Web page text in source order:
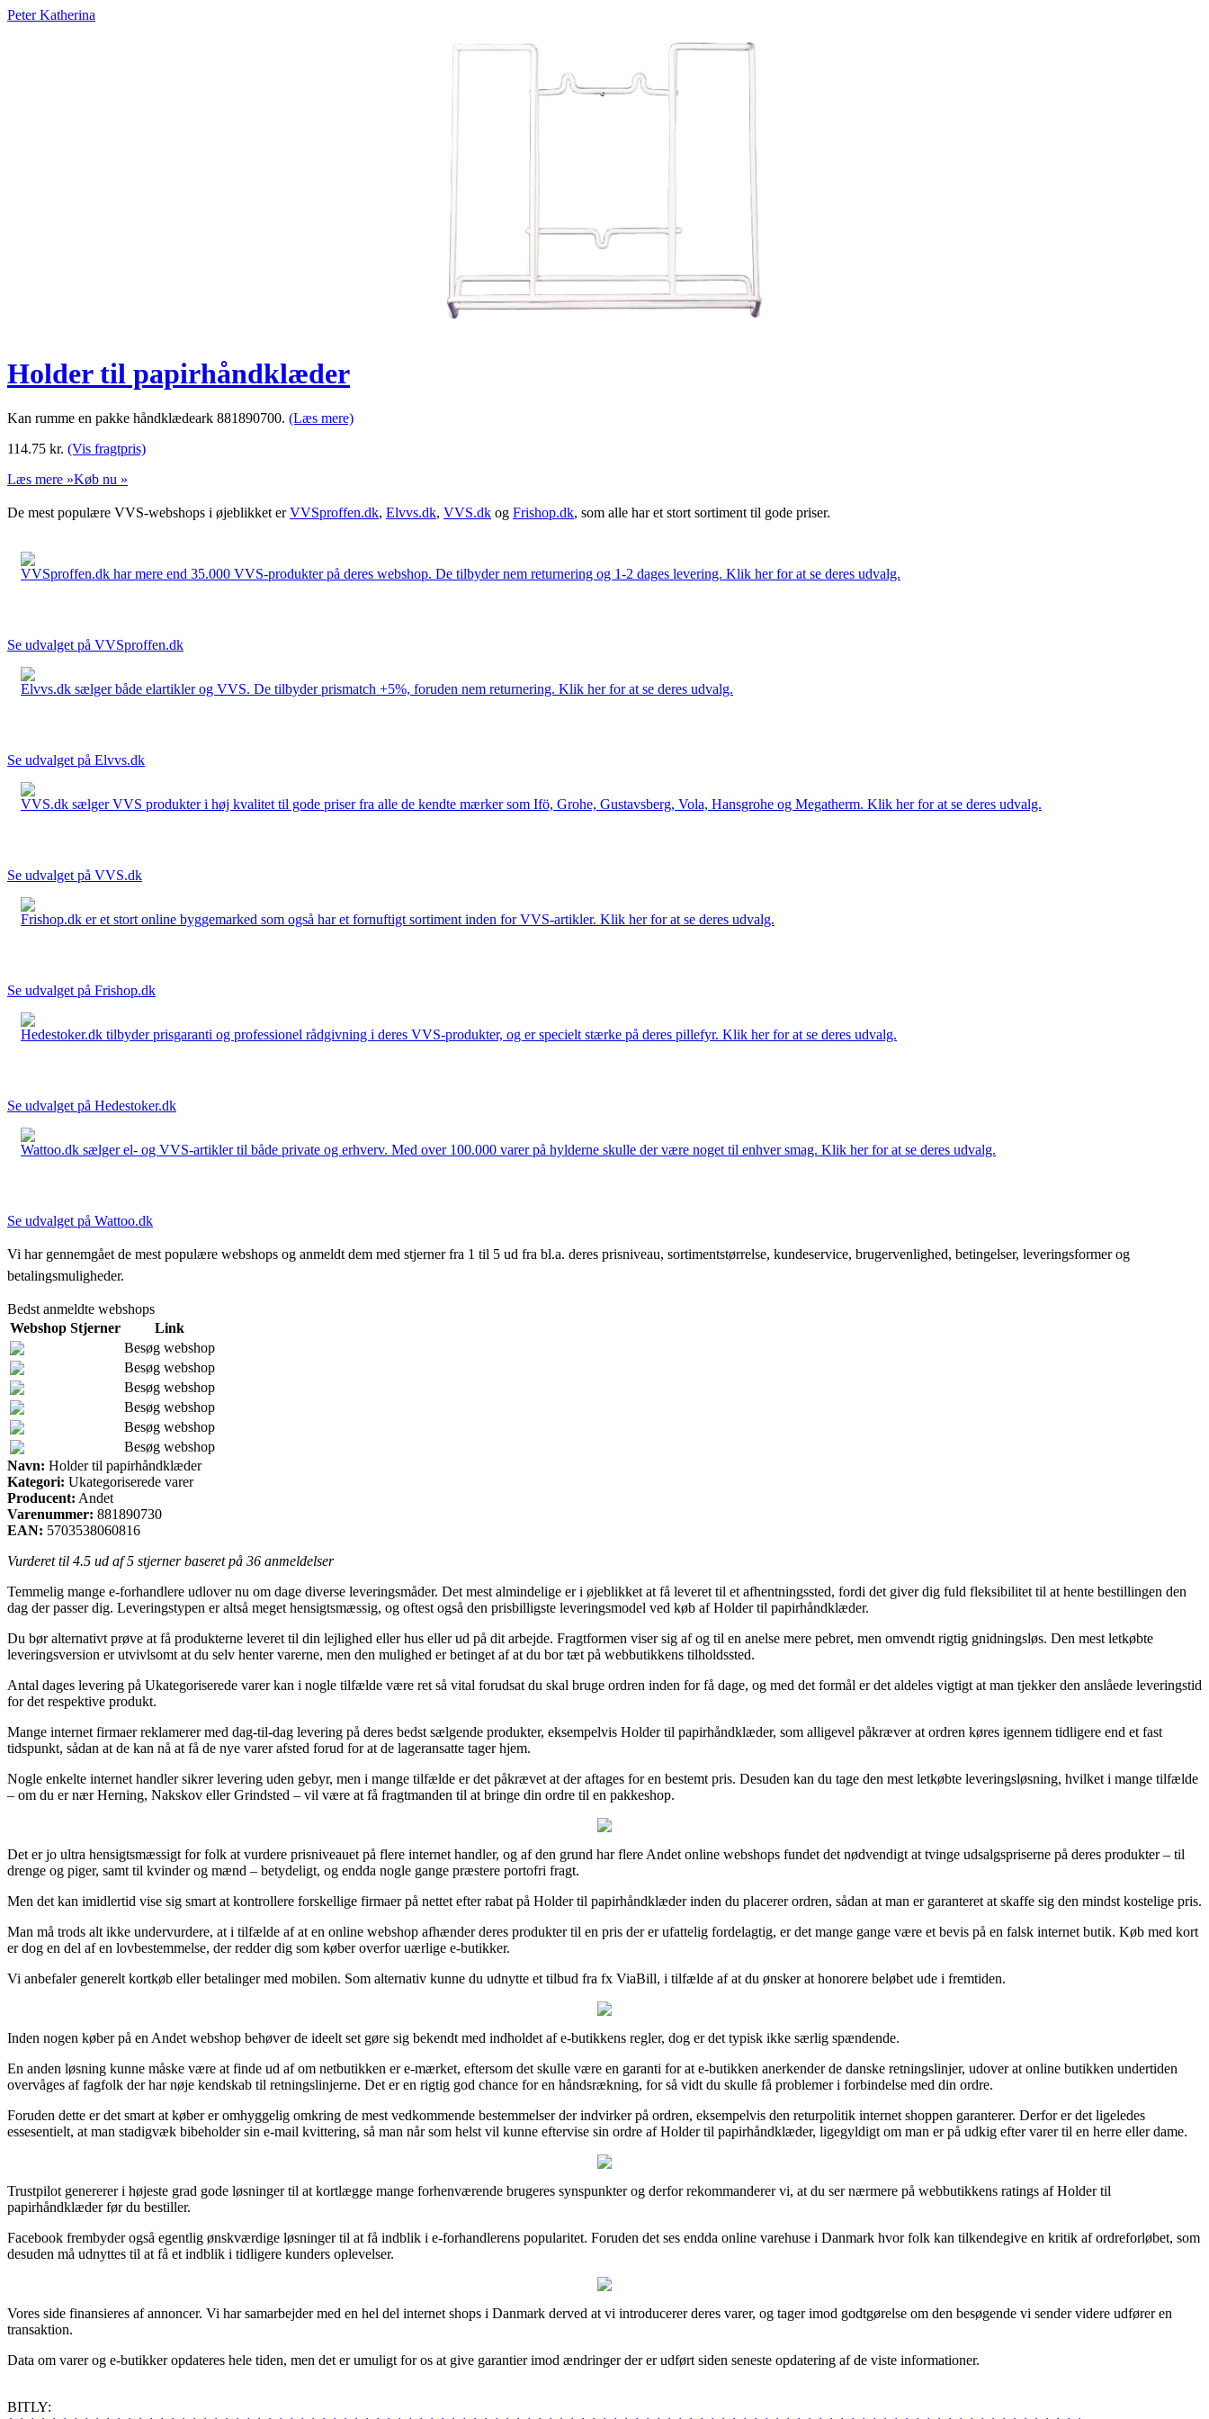
Peter Katherina
Holder til papirhåndklæder
Kan rumme en pakke håndklædeark 881890700. (Læs mere)
114.75 kr. (Vis fragtpris)
Læs mere »Køb nu »
De mest populære VVS-webshops i øjeblikket erVVSproffen.dk, Elvvs.dk, VVS.dk og Frishop.dk, som alle har et stort sortiment til gode priser.
VVSproffen.dk har mere end 35.000 VVS-produkter på deres webshop. De tilbyder nem returnering og 1-2 dages levering. Klik her for at se deres udvalg.
Se udvalget på VVSproffen.dk
Elvvs.dk sælger både elartikler og VVS. De tilbyder prismatch +5%, foruden nem returnering. Klik her for at se deres udvalg.
Se udvalget på Elvvs.dk
VVS.dk sælger VVS produkter i høj kvalitet til gode priser fra alle de kendte mærker som Ifö, Grohe, Gustavsberg, Vola, Hansgrohe og Megatherm. Klik her for at se deres udvalg.
Se udvalget på VVS.dk
Frishop.dk er et stort online byggemarked som også har et fornuftigt sortiment inden for VVS-artikler. Klik her for at se deres udvalg.
Se udvalget på Frishop.dk
Hedestoker.dk tilbyder prisgaranti og professionel rådgivning i deres VVS-produkter, og er specielt stærke på deres pillefyr. Klik her for at se deres udvalg.
Se udvalget på Hedestoker.dk
Wattoo.dk sælger el- og VVS-artikler til både private og erhverv. Med over 100.000 varer på hylderne skulle der være noget til enhver smag. Klik her for at se deres udvalg.
Se udvalget på Wattoo.dk
Vi har gennemgået de mest populære webshops og anmeldt dem med stjerner fra 1 til 5 ud fra bl.a. deres prisniveau, sortimentstørrelse, kundeservice, brugervenlighed, betingelser, leveringsformer og
betalingsmuligheder.
Bedst anmeldte webshops
Webshop Stjerner
Link
Besøg webshop
Besøg webshop
Besøg webshop
Besøg webshop
Besøg webshop
Besøg webshop
Navn: Holder til papirhåndklæder
Kategori: Ukategoriserede varer
Producent: Andet
Varenummer: 881890730
EAN: 5703538060816
Vurderet til 4.5 ud af 5 stjerner baseret på 36 anmeldelser
Temmelig mange e-forhandlere udlover nu om dage diverse leveringsmåder. Det mest almindelige er i øjeblikket at få leveret til et afhentningssted, fordi det giver dig fuld fleksibilitet til at hente bestillingen den
dag der passer dig. Leveringstypen er altså meget hensigtsmæssig, og oftest også den prisbilligste leveringsmodel ved køb af Holder til papirhåndklæder.
Du bør alternativt prøve at få produkterne leveret til din lejlighed eller hus eller ud på dit arbejde. Fragtformen viser sig af og til en anelse mere pebret, men omvendt rigtig gnidningsløs. Den mest letkøbte
leveringsversion er utvivlsomt at du selv henter varerne, men den mulighed er betinget af at du bor tæt på webbutikkens tilholdssted.
Antal dages levering på Ukategoriserede varer kan i nogle tilfælde være ret så vital forudsat du skal bruge ordren inden for få dage, og med det formål er det aldeles vigtigt at man tjekker den anslåede leveringstid
for det respektive produkt.
Mange internet firmaer reklamerer med dag-til-dag levering på deres bedst sælgende produkter, eksempelvis Holder til papirhåndklæder, som alligevel påkræver at ordren køres igennem tidligere end et fast
tidspunkt, sådan at de kan nå at få de nye varer afsted forud for at de lageransatte tager hjem.
Nogle enkelte internet handler sikrer levering uden gebyr, men i mange tilfælde er det påkrævet at der aftages for en bestemt pris. Desuden kan du tage den mest letkøbte leveringsløsning, hvilket i mange tilfælde
– om du er nær Herning, Nakskov eller Grindsted – vil være at få fragtmanden til at bringe din ordre til en pakkeshop.
Det er jo ultra hensigtsmæssigt for folk at vurdere prisniveauet på flere internet handler, og af den grund har flere Andet online webshops fundet det nødvendigt at tvinge udsalgspriserne på deres produkter – til
drenge og piger, samt til kvinder og mænd – betydeligt, og endda nogle gange præstere portofri fragt.
Men det kan imidlertid vise sig smart at kontrollere forskellige firmaer på nettet efter rabat på Holder til papirhåndklæder inden du placerer ordren, sådan at man er garanteret at skaffe sig den mindst kostelige pris.
Man må trods alt ikke undervurdere, at i tilfælde af at en online webshop afhænder deres produkter til en pris der er ufattelig fordelagtig, er det mange gange være et bevis på en falsk internet butik. Køb med kort
er dog en del af en lovbestemmelse, der redder dig som køber overfor uærlige e-butikker.
Vi anbefaler generelt kortkøb eller betalinger med mobilen. Som alternativ kunne du udnytte et tilbud fra fx ViaBill, i tilfælde af at du ønsker at honorere beløbet ude i fremtiden.
Inden nogen køber på en Andet webshop behøver de ideelt set gøre sig bekendt med indholdet af e-butikkens regler, dog er det typisk ikke særlig spændende.
En anden løsning kunne måske være at finde ud af om netbutikken er e-mærket, eftersom det skulle være en garanti for at e-butikken anerkender de danske retningslinjer, udover at online butikken undertiden
overvåges af fagfolk der har nøje kendskab til retningslinjerne. Det er en rigtig god chance for en håndsrækning, for så vidt du skulle få problemer i forbindelse med din ordre.
Foruden dette er det smart at køber er omhyggelig omkring de mest vedkommende bestemmelser der indvirker på ordren, eksempelvis den returpolitik internet shoppen garanterer. Derfor er det ligeledes
essesentielt, at man stadigvæk bibeholder sin e-mail kvittering, så man når som helst vil kunne eftervise sin ordre af Holder til papirhåndklæder, ligegyldigt om man er på udkig efter varer til en herre eller dame.
Trustpilot genererer i højeste grad gode løsninger til at kortlægge mange forhenværende brugeres synspunkter og derfor rekommanderer vi, at du ser nærmere på webbutikkens ratings af Holder til
papirhåndklæder før du bestiller.
Facebook frembyder også egentlig ønskværdige løsninger til at få indblik i e-forhandlerens popularitet. Foruden det ses endda online varehuse i Danmark hvor folk kan tilkendegive en kritik af ordreforløbet, som
desuden må udnyttes til at få et indblik i tidligere kunders oplevelser.
Vores side finansieres af annoncer. Vi har samarbejder med en hel del internet shops i Danmark derved at vi introducerer deres varer, og tager imod godtgørelse om den besøgende vi sender videre udfører en
transaktion.
Data om varer og e-butikker opdateres hele tiden, men det er umuligt for os at give garantier imod ændringer der er udført siden seneste opdatering af de viste informationer.
BITLY: